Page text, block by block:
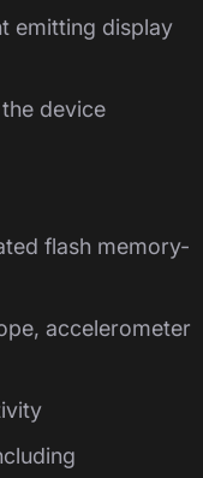
emitting display
device
flash memory-
accelerometer